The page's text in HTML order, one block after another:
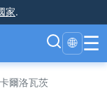
家.
🌐 ☰
卡爾洛瓦茨